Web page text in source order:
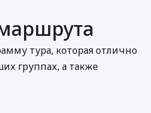
тура, которая отлично
группах, а также